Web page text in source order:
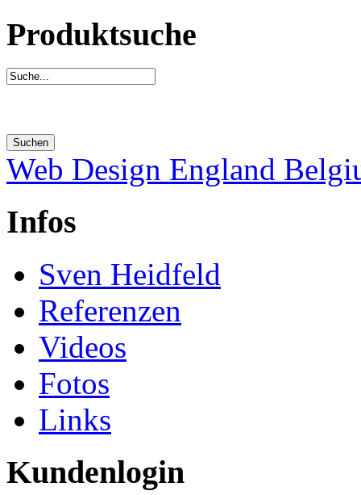
Produktsuche
Web Design England
Infos
Sven Heidfeld
Referenzen
Videos
Fotos
Links
Kundenlogin